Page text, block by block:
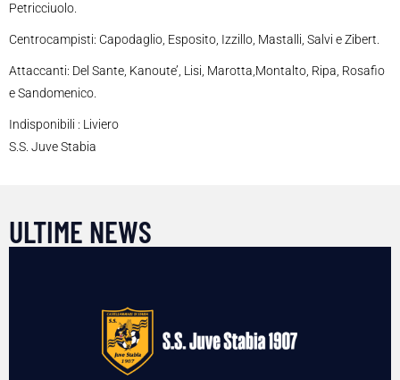
Petricciuolo.
Centrocampisti: Capodaglio, Esposito, Izzillo, Mastalli, Salvi e Zibert.
Attaccanti: Del Sante, Kanoute’, Lisi, Marotta,Montalto, Ripa, Rosafio
e Sandomenico.
Indisponibili : Liviero
S.S. Juve Stabia
ULTIME NEWS